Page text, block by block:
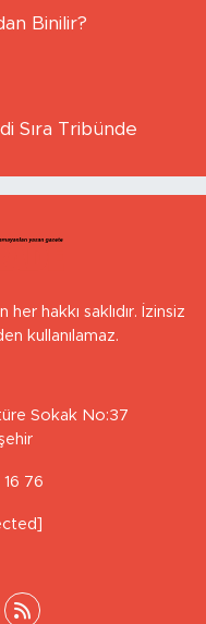
Binilir?
Sıra Tribünde
hakkı saklıdır. İzinsiz
kullanılamaz.
Sokak No:37
76